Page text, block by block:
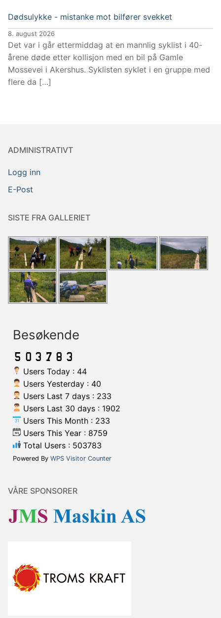
Dødsulykke - mistanke mot bilfører svekket
8. august 2026
Det var i går ettermiddag at en mannlig syklist i 40-
årene døde etter kollisjon med en bil på Gamle
Mossevei i Akershus. Syklisten syklet i en gruppe med
flere da […]
ADMINISTRATIVT
Logg inn
E-Post
SISTE FRA GALLERIET
Besøkende
Users Today : 44
Users Yesterday : 40
Users Last 7 days : 233
Users Last 30 days : 1902
Users This Month : 233
Users This Year : 8759
Total Users : 503783
Powered By WPS Visitor Counter
VÅRE SPONSORER